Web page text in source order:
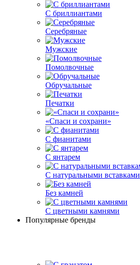
С бриллиантами
Серебряные
Мужские
Помолвочные
Обручальные
Печатки
«Спаси и сохрани»
С фианитами
С янтарем
С натуральными вставками
Без камней
С цветными камнями
Популярные бренды